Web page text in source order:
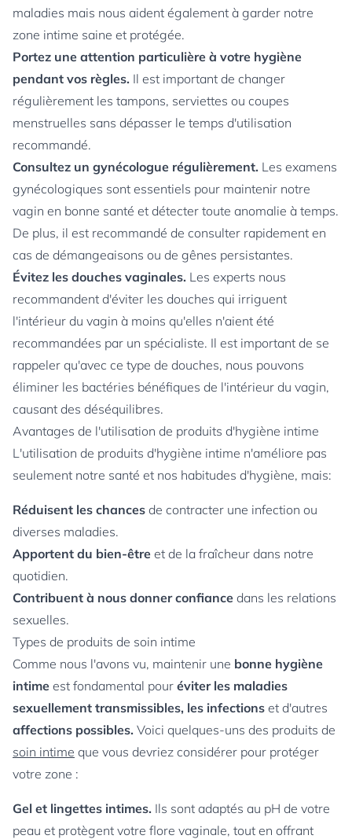
maladies mais nous aident également à garder notre
zone intime saine et protégée.
Portez une attention particulière à votre hygiène
pendant vos règles. Il est important de changer
régulièrement les tampons, serviettes ou coupes
menstruelles sans dépasser le temps d'utilisation
recommandé.
Consultez un gynécologue régulièrement. Les examens
gynécologiques sont essentiels pour maintenir notre
vagin en bonne santé et détecter toute anomalie à temps.
De plus, il est recommandé de consulter rapidement en
cas de démangeaisons ou de gênes persistantes.
Évitez les douches vaginales. Les experts nous
recommandent d'éviter les douches qui irriguent
l'intérieur du vagin à moins qu'elles n'aient été
recommandées par un spécialiste. Il est important de se
rappeler qu'avec ce type de douches, nous pouvons
éliminer les bactéries bénéfiques de l'intérieur du vagin,
causant des déséquilibres.
Avantages de l'utilisation de produits d'hygiène intime
L'utilisation de produits d'hygiène intime n'améliore pas
seulement notre santé et nos habitudes d'hygiène, mais:
Réduisent les chances de contracter une infection ou
diverses maladies.
Apportent du bien-être et de la fraîcheur dans notre
quotidien.
Contribuent à nous donner confiance dans les relations
sexuelles.
Types de produits de soin intime
Comme nous l'avons vu, maintenir une bonne hygiène
intime est fondamental pour éviter les maladies
sexuellement transmissibles, les infections et d'autres
affections possibles. Voici quelques-uns des produits de
soin intime que vous devriez considérer pour protéger
votre zone :
Gel et lingettes intimes. Ils sont adaptés au pH de votre
peau et protègent votre flore vaginale, tout en offrant